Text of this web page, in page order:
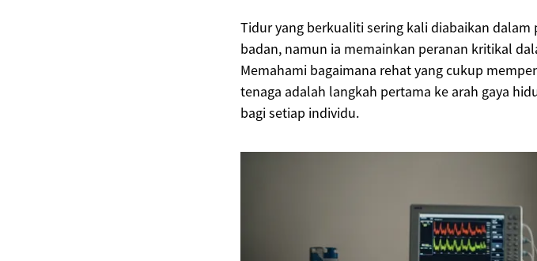
Tidur yang berkualiti sering kali diabaikan
badan, namun ia memainkan peranan kritikal
Memahami bagaimana rehat yang cukup
tenaga adalah langkah pertama ke arah gaya
bagi setiap individu.